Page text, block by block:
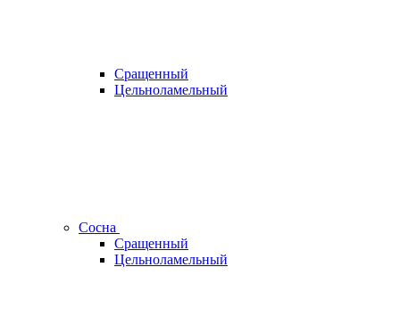
Сращенный
Цельноламельный
Сосна
Сращенный
Цельноламельный